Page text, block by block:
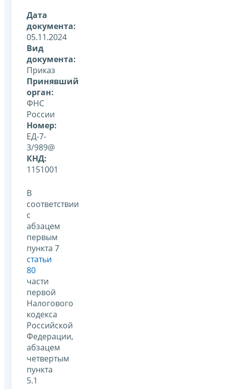
Дата
документа:
05.11.2024
Вид
документа:
Приказ
Принявший
орган:
ФНС
России
Номер:
ЕД-7-
3/989@
КНД:
1151001
В
соответствии
с
абзацем
первым
пункта 7
статьи
80
части
первой
Налогового
кодекса
Российской
Федерации,
абзацем
четвертым
пункта
5.1